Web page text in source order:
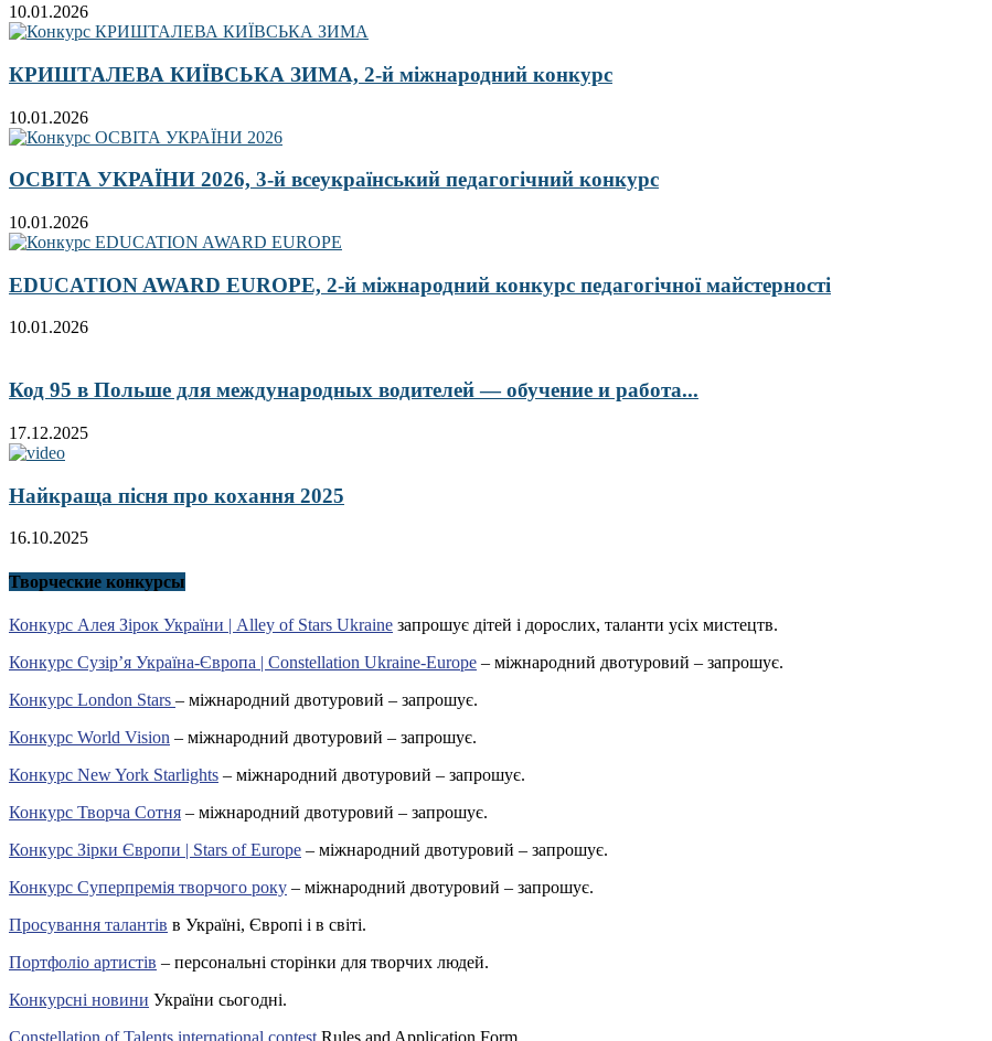
10.01.2026
КРИШТАЛЕВА КИЇВСЬКА ЗИМА, 2-й міжнародний конкурс
10.01.2026
ОСВІТА УКРАЇНИ 2026, 3-й всеукраїнський педагогічний конкурс
10.01.2026
EDUCATION AWARD EUROPE, 2-й міжнародний конкурс педагогічної майстерності
10.01.2026
Код 95 в Польше для международных водителей — обучение и работа...
17.12.2025
Найкраща пісня про кохання 2025
16.10.2025
Творческие конкурсы
Конкурс Алея Зірок України | Alley of Stars Ukraine запрошує дітей і дорослих, таланти усіх мистецтв.
Конкурс Сузір’я Україна-Європа | Constellation Ukraine-Europe – міжнародний двотуровий – запрошує.
Конкурс London Stars – міжнародний двотуровий – запрошує.
Конкурс World Vision – міжнародний двотуровий – запрошує.
Конкурс New York Starlights – міжнародний двотуровий – запрошує.
Конкурс Творча Сотня – міжнародний двотуровий – запрошує.
Конкурс Зірки Європи | Stars of Europe – міжнародний двотуровий – запрошує.
Конкурс Суперпремія творчого року – міжнародний двотуровий – запрошує.
Просування талантів в Україні, Європі і в світі.
Портфоліо артистів – персональні сторінки для творчих людей.
Конкурсні новини України сьогодні.
Constellation of Talents international contest Rules and Application Form.